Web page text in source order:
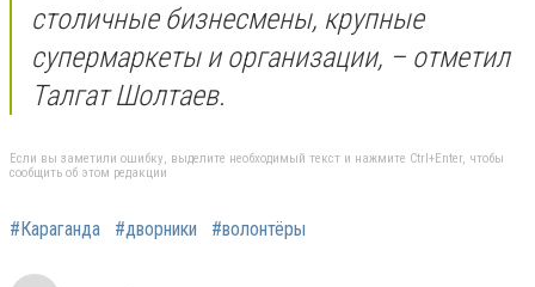
столичные бизнесмены, крупные
супермаркеты и организации, – отметил
Талгат Шолтаев.
Если вы заметили ошибку, выделите необходимый текст и нажмите Ctrl+Enter, чтобы
сообщить об этом редакции
#Караганда #дворники #волонтёры